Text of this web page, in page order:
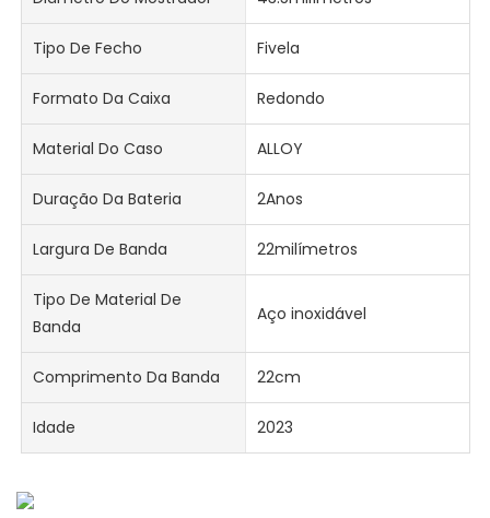
Tipo De Fecho Fivela
Formato Da Caixa Redondo
Material Do Caso ALLOY
Duração Da Bateria 2Anos
Largura De Banda 22milímetros
Tipo De Material De
Banda
Aço inoxidável
Comprimento Da Banda 22cm
Idade 2023